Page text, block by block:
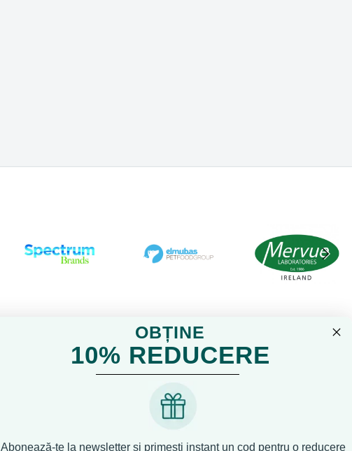
OBȚINE
10% REDUCERE
Abonează-te la newsletter și primești instant un cod pentru o reducere